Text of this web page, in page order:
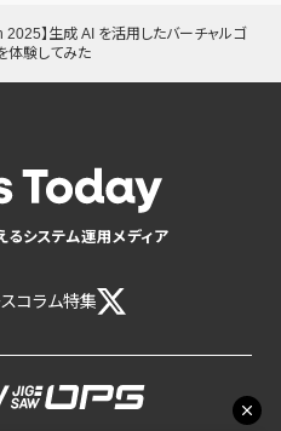
2025】生成 AI を活用したバーチャルゴ
体験してみた
るシステム運用メディア
コラム特集